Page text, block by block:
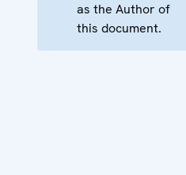
as the Author of
this document.